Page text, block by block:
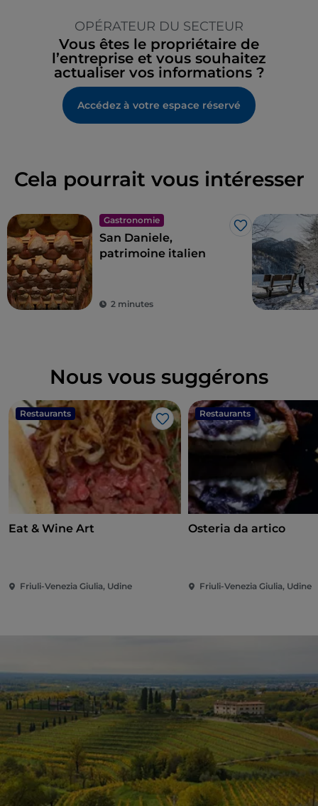
OPÉRATEUR DU SECTEUR
Vous êtes le propriétaire de
l’entreprise et vous souhaitez
actualiser vos informations ?
Accédez à votre espace réservé
Cela pourrait vous intéresser
Gastronomie
J’aime
San Daniele,
patrimoine italien
2 minutes
Nous vous suggérons
Restaurants
J’aime
Eat & Wine Art
Friuli-Venezia Giulia, Udine
Restaurants
Osteria da artico
Friuli-Venezia Giulia, Udine